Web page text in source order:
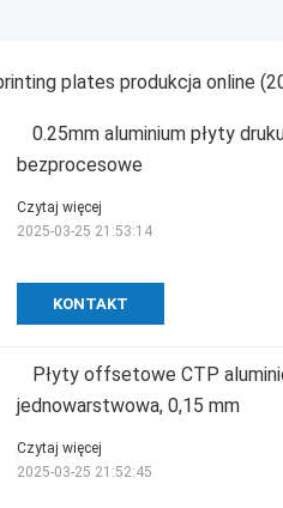
plates produkcja online
0.25mm aluminium płyty
bezprocesowe
KONTAKT
Czytaj więcej
2025-03-25 21:53:14
Płyty offsetowe CTP
jednowarstwowa, 0,15 mm
Czytaj więcej
2025-03-25 21:52:45